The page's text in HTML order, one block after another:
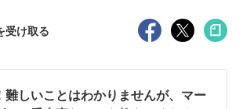
受け取る
難しいことはわかりませんが、マー